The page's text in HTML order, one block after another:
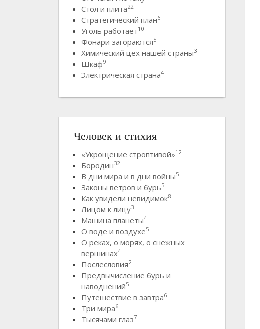
Стол и плита22
Стратегический план6
Уголь работает10
Фонари загораются5
Химический цех нашей страны3
Шкаф9
Электрическая страна4
Человек и стихия
«Укрощение строптивой»12
Бородин32
В дни мира и в дни войны5
Законы ветров и бурь5
Как увидели невидимок8
Лицом к лицу3
Машина планеты4
О воде и воздухе5
О реках, о морях, о снежных
вершинах4
Послесловия2
Предвычисление бурь и
наводнений5
Путешествие в завтра6
Три мира6
Тысячами глаз7